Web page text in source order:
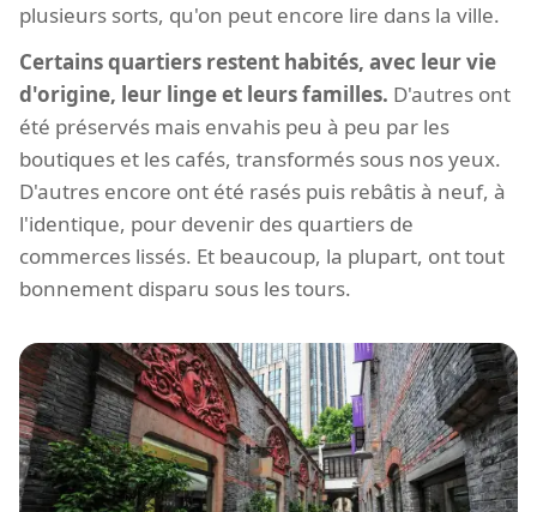
plusieurs sorts, qu'on peut encore lire dans la ville.
Certains quartiers restent habités, avec leur vie
d'origine, leur linge et leurs familles. D'autres ont
été préservés mais envahis peu à peu par les
boutiques et les cafés, transformés sous nos yeux.
D'autres encore ont été rasés puis rebâtis à neuf, à
l'identique, pour devenir des quartiers de
commerces lissés. Et beaucoup, la plupart, ont tout
bonnement disparu sous les tours.